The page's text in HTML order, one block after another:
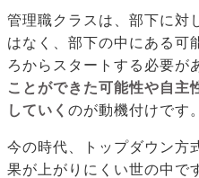
管理職クラスは、部下に対
はなく、部下の中にある可
ろからスタートする必要が
ことができた可能性や自主
していく のが動機付けです。
今の時代、トップダウン方
果が上がりにくい世の中で